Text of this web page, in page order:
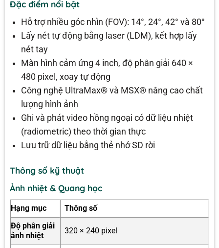
Đặc điểm nổi bật
Hỗ trợ nhiều góc nhìn (FOV): 14°, 24°, 42° và 80°
Lấy nét tự động bằng laser (LDM), kết hợp lấy
nét tay
Màn hình cảm ứng 4 inch, độ phân giải 640 ×
480 pixel, xoay tự động
Công nghệ UltraMax® và MSX® nâng cao chất
lượng hình ảnh
Ghi và phát video hồng ngoại có dữ liệu nhiệt
(radiometric) theo thời gian thực
Lưu trữ dữ liệu bằng thẻ nhớ SD rời
Thông số kỹ thuật
Ảnh nhiệt & Quang học
Hạng mục
Thông số
Độ phân giải
ảnh nhiệt
320 × 240 pixel